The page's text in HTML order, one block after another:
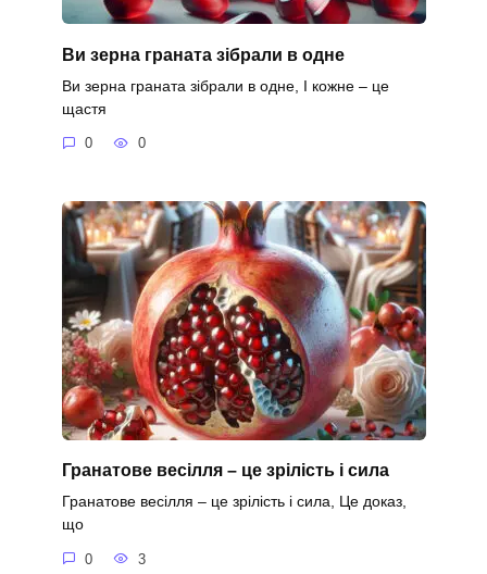
Ви зерна граната зібрали в одне
Ви зерна граната зібрали в одне, І кожне – це
щастя
0 0
Гранатове весілля – це зрілість і сила
Гранатове весілля – це зрілість і сила, Це доказ,
що
0 3